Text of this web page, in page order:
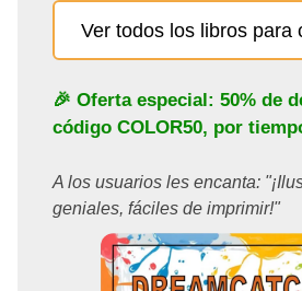
Ver todos los libros para
🎉 Oferta especial: 50% de
código COLOR50, por
A los usuarios les encanta:
geniales, fáciles de imprimir!"